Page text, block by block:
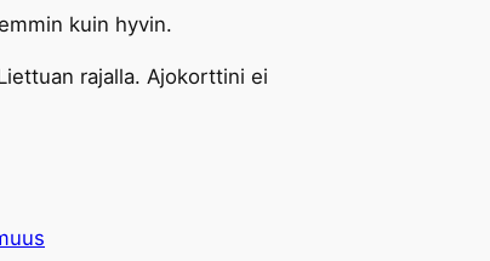
kuin hyvin.
rajalla. Ajokorttini ei